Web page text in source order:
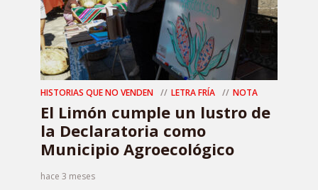
HISTORIAS QUE NO VENDEN LETRA FRÍA NOTA
El Limón cumple un lustro de
la Declaratoria como
Municipio Agroecológico
hace 3 meses